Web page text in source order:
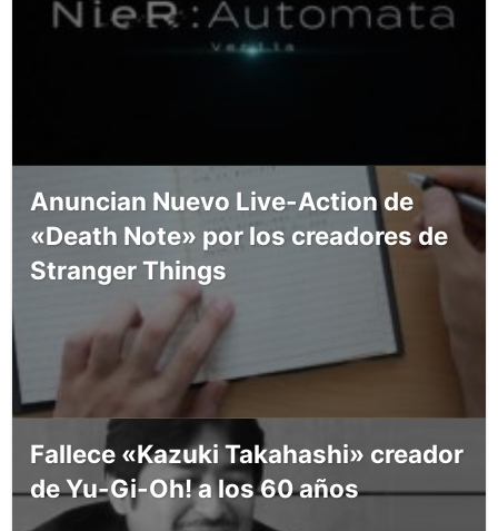
Anuncian Nuevo Live-Action de
«Death Note» por los creadores de
Stranger Things
Fallece «Kazuki Takahashi» creador
de Yu-Gi-Oh! a los 60 años